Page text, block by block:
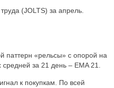
(JOLTS) за апрель.
паттерн «рельсы» с опорой на
за 21 день – EMA 21.
к покупкам. По всей